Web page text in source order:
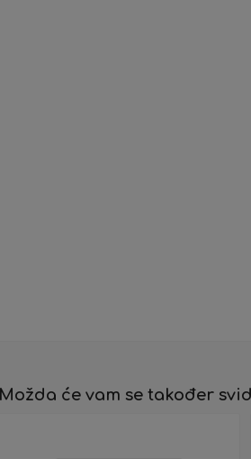
Možda će vam se također